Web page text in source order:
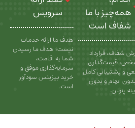
سرویس
هدف ما ارائه خدمات
نیست؛ هدف ما رسیدن
شما به اقامت،
سرمایه‌گذاری موفق و
خرید بیزینس سودآور
است.